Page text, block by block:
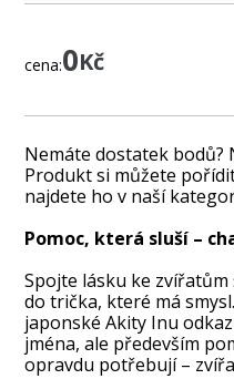
cena:0Kč
Nemáte dostatek bodů?
Produkt si můžete
najdete ho v naší
Pomoc, která sluší –
Spojte lásku ke
do trička, které má
japonské Akity Inu
jména, ale především
opravdu potřebují –